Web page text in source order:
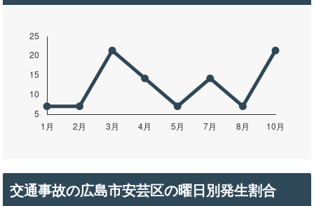
交通事故の広島市安芸区の曜日別発生割合